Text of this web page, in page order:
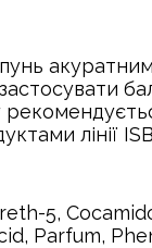
лінії
5,
Parfum,